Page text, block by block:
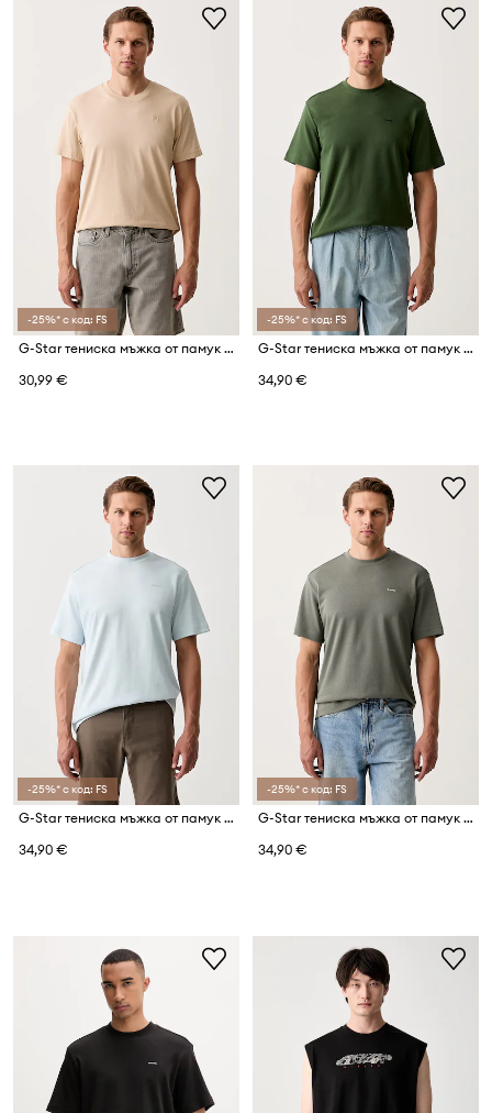
-25%* с код: FS
G-Star тениска мъжка от памук Base-s
30,99 €
-25%* с код: FS
G-Star тениска мъжка от памук True regular
34,90 €
-25%* с код: FS
G-Star тениска мъжка от памук True regular
34,90 €
-25%* с код: FS
G-Star тениска мъжка от памук True regular
34,90 €